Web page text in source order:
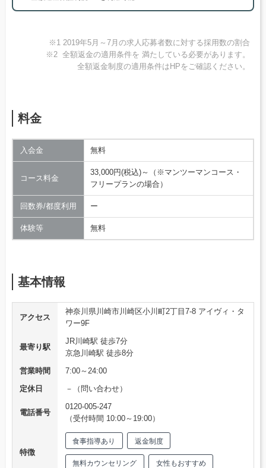
※1 2019年5月～7月の求人応募者数に対する採用数の割合
※2 全額返金の適用条件を 満たしている必要があります。
全額返金制度の適用条件はHPをご確認ください。
料金
入会金 無料
コース料金
33,000円(税込)～（※マンツーマンコース・
フリープランの場合）
回数券/都度利用 ー
体験等 無料
基本情報
アクセス
神奈川県川崎市川崎区小川町2丁目7-8 アイヴィ・タ
ワー9F
最寄り駅
JR川崎駅 徒歩7分
京急川崎駅 徒歩8分
営業時間
7:00～24:00
定休日
－（問い合わせ）
電話番号
0120-005-247
（受付時間 10:00～19:00）
特徴
食事指導あり 返金制度
無料カウンセリング 女性もおすすめ